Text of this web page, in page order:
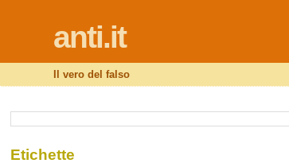
anti.it
Il vero del falso
Etichette